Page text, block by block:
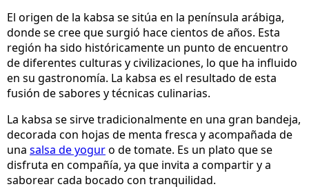
El origen de la kabsa se sitúa en la península arábiga,
donde se cree que surgió hace cientos de años. Esta
región ha sido históricamente un punto de encuentro
de diferentes culturas y civilizaciones, lo que ha influido
en su gastronomía. La kabsa es el resultado de esta
fusión de sabores y técnicas culinarias.
La kabsa se sirve tradicionalmente en una gran bandeja,
decorada con hojas de menta fresca y acompañada de
una salsa de yoguro de tomate. Es un plato que se
disfruta en compañía, ya que invita a compartir y a
saborear cada bocado con tranquilidad.